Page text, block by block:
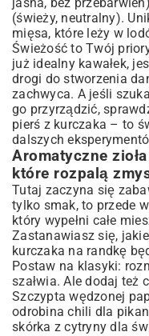
(świeży, neutralny).
mięsa, które leży w
Świeżość to Twój
już idealny kawałek,
drogi do stworzenia
zachwyca. A jeśli
go przyrządzić,
pierś z kurczaka – to
dalszych
Aromatyczne
które rozpalą
Tutaj zaczyna się
tylko smak, to przede
który wypełni całe
Zastanawiasz się,
kurczaka na randkę
Postaw na klasyki:
szałwia. Ale dodaj też
Szczypta wędzonej
odrobina chili dla
skórka z cytryny dla